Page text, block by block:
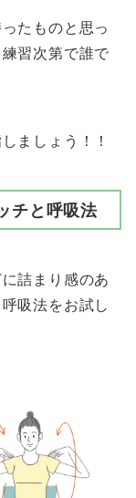
たものと思っ
習次第で誰で
ましょう！！
チと呼吸法
詰まり感のあ
吸法をお試し